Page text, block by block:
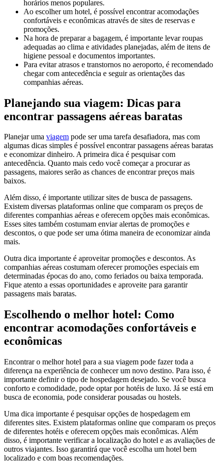
horários menos populares.
Ao escolher um hotel, é possível encontrar acomodações
confortáveis e econômicas através de sites de reservas e
promoções.
Na hora de preparar a bagagem, é importante levar roupas
adequadas ao clima e atividades planejadas, além de itens de
higiene pessoal e documentos importantes.
Para evitar atrasos e transtornos no aeroporto, é recomendado
chegar com antecedência e seguir as orientações das
companhias aéreas.
Planejando sua viagem: Dicas para
encontrar passagens aéreas baratas
Planejar uma viagem pode ser uma tarefa desafiadora, mas com
algumas dicas simples é possível encontrar passagens aéreas baratas
e economizar dinheiro. A primeira dica é pesquisar com
antecedência. Quanto mais cedo você começar a procurar as
passagens, maiores serão as chances de encontrar preços mais
baixos.
Além disso, é importante utilizar sites de busca de passagens.
Existem diversas plataformas online que comparam os preços de
diferentes companhias aéreas e oferecem opções mais econômicas.
Esses sites também costumam enviar alertas de promoções e
descontos, o que pode ser uma ótima maneira de economizar ainda
mais.
Outra dica importante é aproveitar promoções e descontos. As
companhias aéreas costumam oferecer promoções especiais em
determinadas épocas do ano, como feriados ou baixa temporada.
Fique atento a essas oportunidades e aproveite para garantir
passagens mais baratas.
Escolhendo o melhor hotel: Como
encontrar acomodações confortáveis e
econômicas
Encontrar o melhor hotel para a sua viagem pode fazer toda a
diferença na experiência de conhecer um novo destino. Para isso, é
importante definir o tipo de hospedagem desejado. Se você busca
conforto e comodidade, pode optar por hotéis de luxo. Já se está em
busca de economia, pode considerar pousadas ou hostels.
Uma dica importante é pesquisar opções de hospedagem em
diferentes sites. Existem plataformas online que comparam os preços
de diferentes hotéis e oferecem opções mais econômicas. Além
disso, é importante verificar a localização do hotel e as avaliações de
outros viajantes. Isso garantirá que você escolha um hotel bem
localizado e com boas recomendações.